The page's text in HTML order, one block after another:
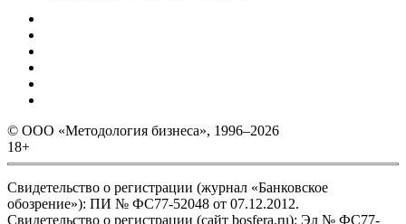
© ООО «Методология бизнеса», 1996–2026
18+
Свидетельство о регистрации (журнал «Банковское
обозрение»): ПИ № ФС77-52048 от 07.12.2012.
Свидетельство о регистрации (сайт bosfera.ru): Эл № ФС77-